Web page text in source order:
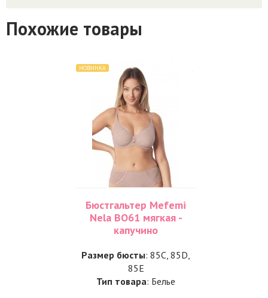
Похожие товары
НОВИНКА
Бюстгальтер Mefemi
Nela BO61 мягкая -
капучино
Размер бюсты: 85C, 85D,
85E
Тип товара: Белье